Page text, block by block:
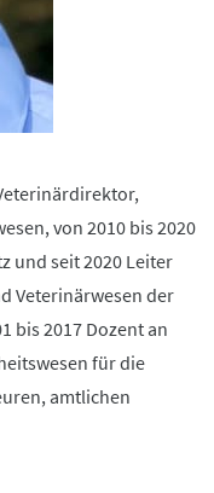
von 2010 bis 2020
und seit 2020 Leiter
Veterinärwesen der
bis 2017 Dozent an
für die
amtlichen